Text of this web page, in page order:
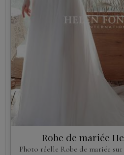
Robe de mariée
Photo réelle Robe de mariée